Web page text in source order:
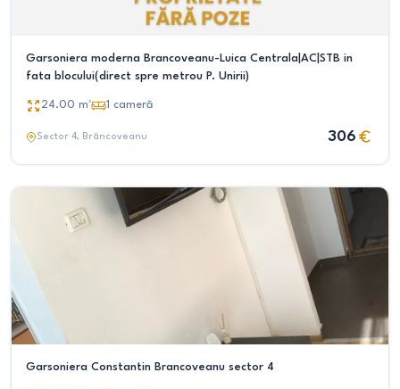
Garsoniera moderna Brancoveanu-Luica Centrala|AC|STB in
fata blocului(direct spre metrou P. Unirii)
24.00 m² 1 cameră
Sector 4, Brâncoveanu 306
Garsoniera Constantin Brancoveanu sector 4